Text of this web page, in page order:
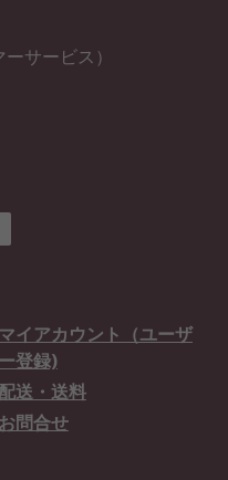
サービス）
マイアカウント（ユーザ
ー登録)
配送・送料
お問合せ